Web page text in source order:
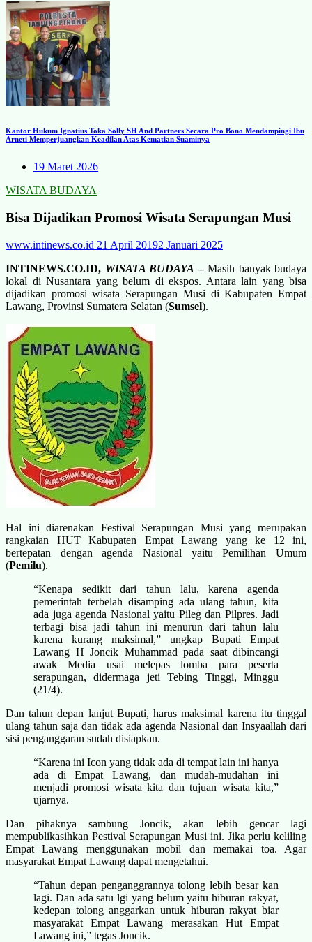
Kantor Hukum Ignatius Toka Solly SH And Partners Secara Pro Bono Mendampingi Ibu
Arneti Memperjuangkan Keadilan Atas Kematian Suaminya
19 Maret 2026
WISATA BUDAYA
Bisa Dijadikan Promosi Wisata Serapungan Musi
www.intinews.co.id 21 April 20192 Januari 2025
INTINEWS.CO.ID, WISATA BUDAYA –Masih banyak budaya
lokal di Nusantara yang belum di ekspos. Antara lain yang bisa
dijadikan promosi wisata Serapungan Musi di Kabupaten Empat
Lawang, Provinsi Sumatera Selatan (Sumsel).
Hal ini diarenakan Festival Serapungan Musi yang merupakan
rangkaian HUT Kabupaten Empat Lawang yang ke 12 ini,
bertepatan dengan agenda Nasional yaitu Pemilihan Umum
(Pemilu).
“Kenapa sedikit dari tahun lalu, karena agenda
pemerintah terbelah disamping ada ulang tahun, kita
ada juga agenda Nasional yaitu Pileg dan Pilpres. Jadi
terbagi bisa jadi tahun ini menurun dari tahun lalu
karena kurang maksimal,” ungkap Bupati Empat
Lawang H Joncik Muhammad pada saat dibincangi
awak Media usai melepas lomba para peserta
serapungan, didermaga jeti Tebing Tinggi, Minggu
(21/4).
Dan tahun depan lanjut Bupati, harus maksimal karena itu tinggal
ulang tahun saja dan tidak ada agenda Nasional dan Insyaallah dari
sisi penganggaran sudah disiapkan.
“Karena ini Icon yang tidak ada di tempat lain ini hanya
ada di Empat Lawang, dan mudah-mudahan ini
menjadi promosi wisata kita dan tujuan wisata kita,”
ujarnya.
Dan pihaknya sambung Joncik, akan lebih gencar lagi
mempublikasihkan Pestival Serapungan Musi ini. Jika perlu keliling
Empat Lawang menggunakan mobil dan memakai toa. Agar
masyarakat Empat Lawang dapat mengetahui.
“Tahun depan penganggrannya tolong lebih besar kan
lagi. Dan ada satu lgi yang belum yaitu hiburan rakyat,
kedepan tolong anggarkan untuk hiburan rakyat biar
masyarakat Empat Lawang merasakan Hut Empat
Lawang ini,” tegas Joncik.